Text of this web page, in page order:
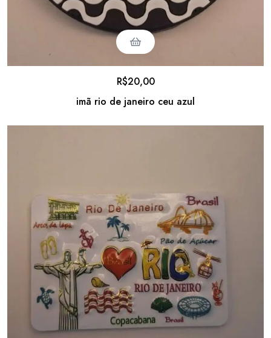
imã rio de janeiro ceu azul
R$20,00